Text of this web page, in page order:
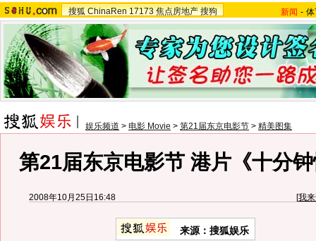
搜狐 ChinaRen 17173 焦点房地产 搜狗 新闻 -
娱乐频道 > 电影 Movie > 第21届东京电影节 > 精美图集
第21届东京电影节 港片《十分
2008年10月25日16:48 [我
来源：搜狐娱乐